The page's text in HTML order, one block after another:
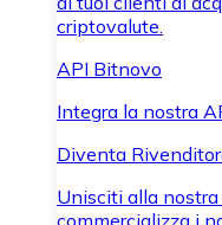
criptovalute.
API Bitnovo
Integra la nostra
Diventa
Unisciti alla
commercializza i